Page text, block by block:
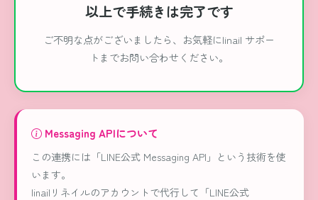
以上で手続きは完了です
ご不明な点がございましたら、お気軽にlinail サポー
トまでお問い合わせください。
Messaging APIについて
この連携には「LINE公式 Messaging API」という技術を使
います。
linailリネイルのアカウントで代行して「LINE公式